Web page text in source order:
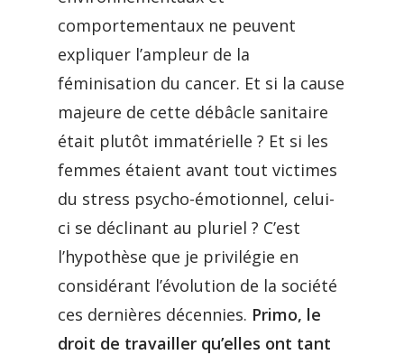
comportementaux ne peuvent
expliquer l’ampleur de la
féminisation du cancer. Et si la cause
majeure de cette débâcle sanitaire
était plutôt immatérielle ? Et si les
femmes étaient avant tout victimes
du stress psycho-émotionnel, celui-
ci se déclinant au pluriel ? C’est
l’hypothèse que je privilégie en
considérant l’évolution de la société
ces dernières décennies. Primo, le
droit de travailler qu’elles ont tant